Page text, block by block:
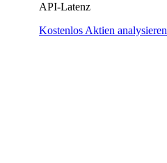
API-Latenz
Kostenlos Aktien analysieren